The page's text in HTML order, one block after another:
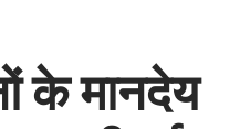
के मानदेय